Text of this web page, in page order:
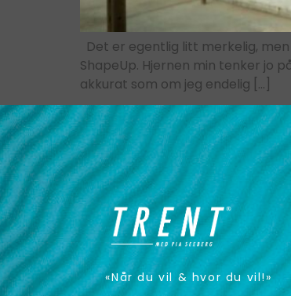
Det er egentlig litt merkelig,
ShapeUp. Hjernen min tenker jo
akkurat som om jeg endelig […]
«Når du vil & hvor du vil!»